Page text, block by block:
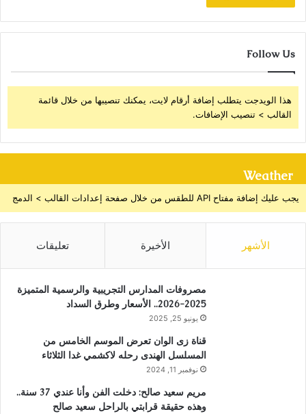
Follow Us
هذا الويدجت يتطلب إضافة أرقام لايت، يمكنك تنصيبها من خلال قائمة
القالب > تنصيب الإضافات.
Weather
يجب عليك إضافة مفتاح API للطقس من خلال صفحة إعدادات القالب > الدمج
الأشهر الأخيرة تعليقات
مصروفات المدارس التجريبية والرسمية المتميزة
2025-2026.. الأسعار وطرق السداد
يونيو 25, 2025
قناة زى الوان تعرض الموسم الخامس من
المسلسل الهندى رحله لاكشمي غدا الثلاثاء
نوفمبر 11, 2024
مريم سعيد صالح: دخلت الفن وأنا عندي 37 سنة..
وهذه حقيقة قرابتي بالراحل سعيد صالح